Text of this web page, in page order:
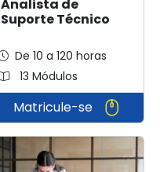
Analista de
Suporte Técnico
De 10 a 120 horas
13 Módulos
Matricule-se